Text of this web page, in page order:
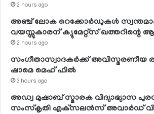
2 hours ago
അഞ്ച് ലോക റെക്കോര്‍ഡുകള്‍
വയസ്സുകാരന് ക്യുമേറ്റ്‌സ് ഖത്തറിന്റെ
2 hours ago
സംഗീതാസ്വാദകര്‍ക്ക് അവിസ്മരണീയ
ഷാമെ മെഹ് ഫില്‍
3 hours ago
അഡ്വ മുഷാബ് സ്മാരക വിദ്യാഭ്യാസ
സംസ്‌കൃതി എക്‌സലന്‍സ് അവാര്‍ഡ്